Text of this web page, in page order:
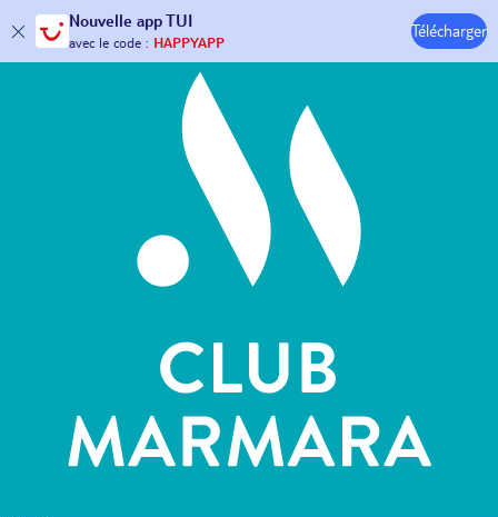
Nouvelle app TUI
30€ offerts*sur votre
avec le code : HAPPYAPP
Télécharger
Hôtels & Clubs